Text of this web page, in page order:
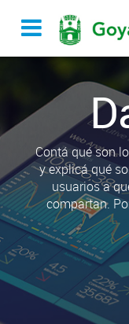
Contá qué son
y explicá qué
usuarios a
compartan.